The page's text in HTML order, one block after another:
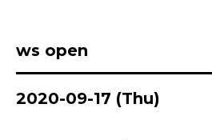
ws open
2020-09-17 (Thu)